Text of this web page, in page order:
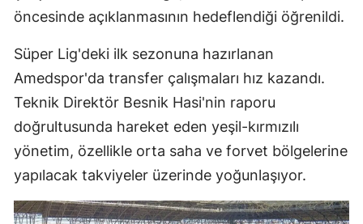
öncesinde açıklanmasının hedeflendiği öğrenildi.
Süper Lig'deki ilk sezonuna hazırlanan
Amedspor'da transfer çalışmaları hız kazandı.
Teknik Direktör Besnik Hasi'nin raporu
doğrultusunda hareket eden yeşil-kırmızılı
yönetim, özellikle orta saha ve forvet bölgelerine
yapılacak takviyeler üzerinde yoğunlaşıyor.